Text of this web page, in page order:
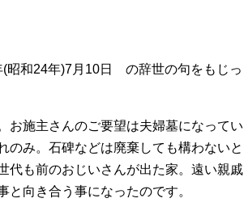
昭和24年)7月10日 の辞世の句をもじっ
お施主さんのご要望は夫婦墓になってい
のみ。石碑などは廃棄しても構わないと
代も前のおじいさんが出た家。遠い親戚
向き合う事になったのです。